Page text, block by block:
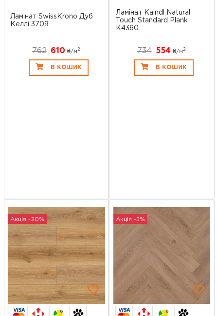
Ламінат SwissKrono Дуб
Келлі 3709
762 610₴/м2
В КОШИК
Ламінат Kaindl Natural
Touch Standard Plank
K4360 ...
734 554₴/м2
В КОШИК
Акція -20%
6
Акція -5%
6